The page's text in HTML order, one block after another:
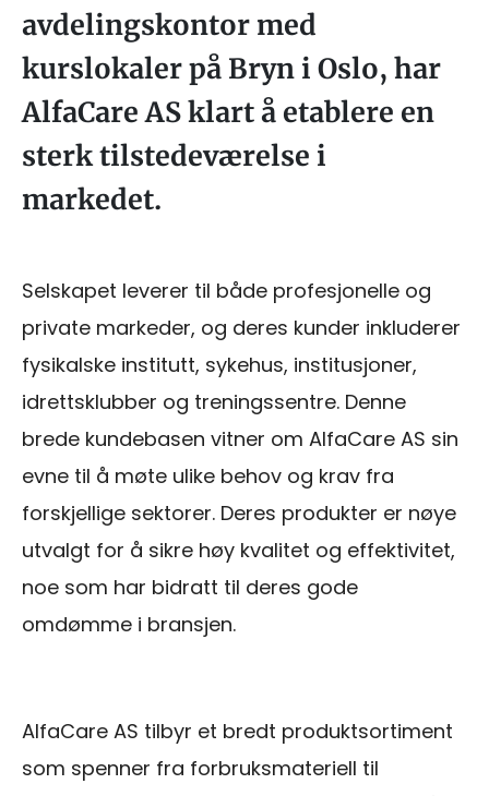
avdelingskontor med
kurslokaler på Bryn i Oslo, har
AlfaCare AS klart å etablere en
sterk tilstedeværelse i
markedet.
Selskapet leverer til både profesjonelle og
private markeder, og deres kunder inkluderer
fysikalske institutt, sykehus, institusjoner,
idrettsklubber og treningssentre. Denne
brede kundebasen vitner om AlfaCare AS sin
evne til å møte ulike behov og krav fra
forskjellige sektorer. Deres produkter er nøye
utvalgt for å sikre høy kvalitet og effektivitet,
noe som har bidratt til deres gode
omdømme i bransjen.
AlfaCare AS tilbyr et bredt produktsortiment
som spenner fra forbruksmateriell til